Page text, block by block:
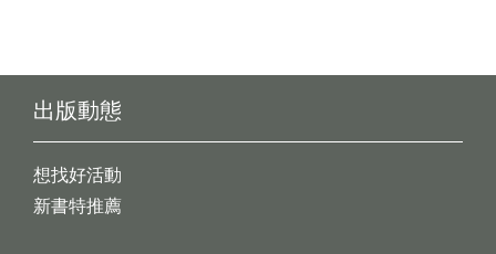
出版動態
想找好活動
新書特推薦